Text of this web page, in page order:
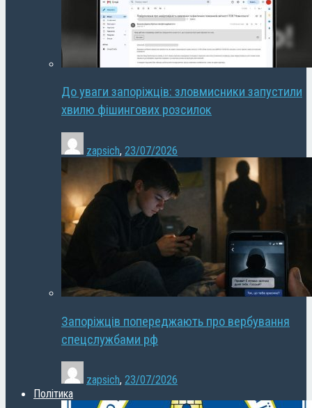
До уваги запоріжців: зловмисники запустили
хвилю фішингових розсилок
zapsich, 23/07/2026
Запоріжців попереджають про вербування
спецслужбами рф
zapsich, 23/07/2026
Політика